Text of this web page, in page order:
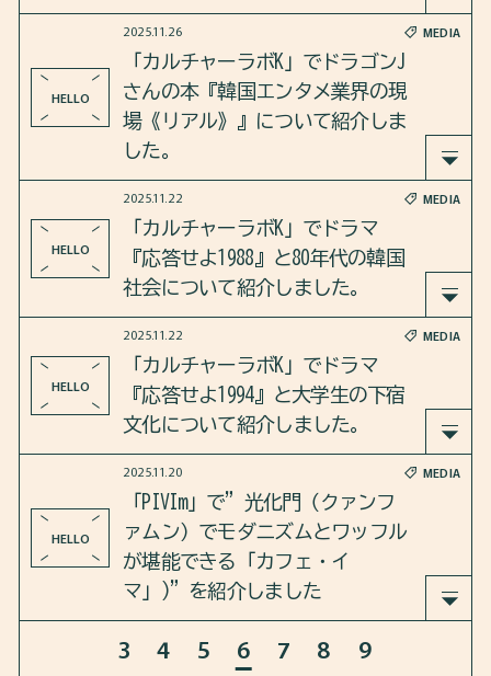
李相日監督の映画『国宝』の韓国での反応 につ
いて紹介しました。
さらに、李相日監督の『フラガール』『悪人』『
怒り』など過去の作品を復習します。
https://open.spotify.com/episode/6uawHBDynlT2tg
8BWzLNnV?si=0YoKj6EHTaasS9tzCsyMqA
11月22日、23日のK-BOOKフェスティバルで公開さ
れた、俳優で出版社MUZE代表のパク・ジョンミン
さんのインタビュー動画です。ぜひご覧ください
https://youtu.be/P0Awdl2Umrk
HELLO
2025.11.26 MEDIA
「カルチャーラボK」でドラゴンJ
さんの本『韓国エンタメ業界の現
場《リアル》』について紹介しま
した。
2025年11月26日のカルチャーラボKは、ドラゴンJ
さんの本『韓国エンタメ業界の現場《リアル》Kpo
pアイドル、韓国ドラマ俳優はこうして作られる』
さらに、今月22日、23日に東京で開かれた「Kブッ
クフェスティバル」について所長からの報告をお
届けしました。
https://open.spotify.com/episode/3FGG4AVPgYYAAe
NBBPg4Aq?si=bxQASqaUTnOM_AVcwKMd0g
HELLO
2025.11.22 MEDIA
「カルチャーラボK」でドラマ
『応答せよ1988』と80年代の韓国
社会について紹介しました。
2025年11月19日のカルチャーラボKは、ドラマ『応
答せよ1988』と80年代の韓国社会について紹介し
ました。
さらに、ドラマの名シーンを通して、ソウルオリ
ンピックや80年代の韓国社会を振り返りました。
https://open.spotify.com/episode/4lBa1pa6CClhv4
Kmkqbbxy?si=SQZMFHQ3SumGCg2iNlkteQ
HELLO
2025.11.22 MEDIA
「カルチャーラボK」でドラマ
『応答せよ1994』と大学生の下宿
文化について紹介しました。
2025年11月12日のカルチャーラボKは、ドラマ『応
答せよ1994』と大学生の下宿文化ついて紹介しま
した。
の背景などを語り合いました。
HELLO
2025.11.20 MEDIA
「PIVIm」で”光化門（クァンフ
ァムン）でモダニズムとワッフル
が堪能できる「カフェ・イ
マ」)”を紹介しました
「PIVIm」で”光化門（クァンファムン）でモダニ
3 4 5 6 7 8 9